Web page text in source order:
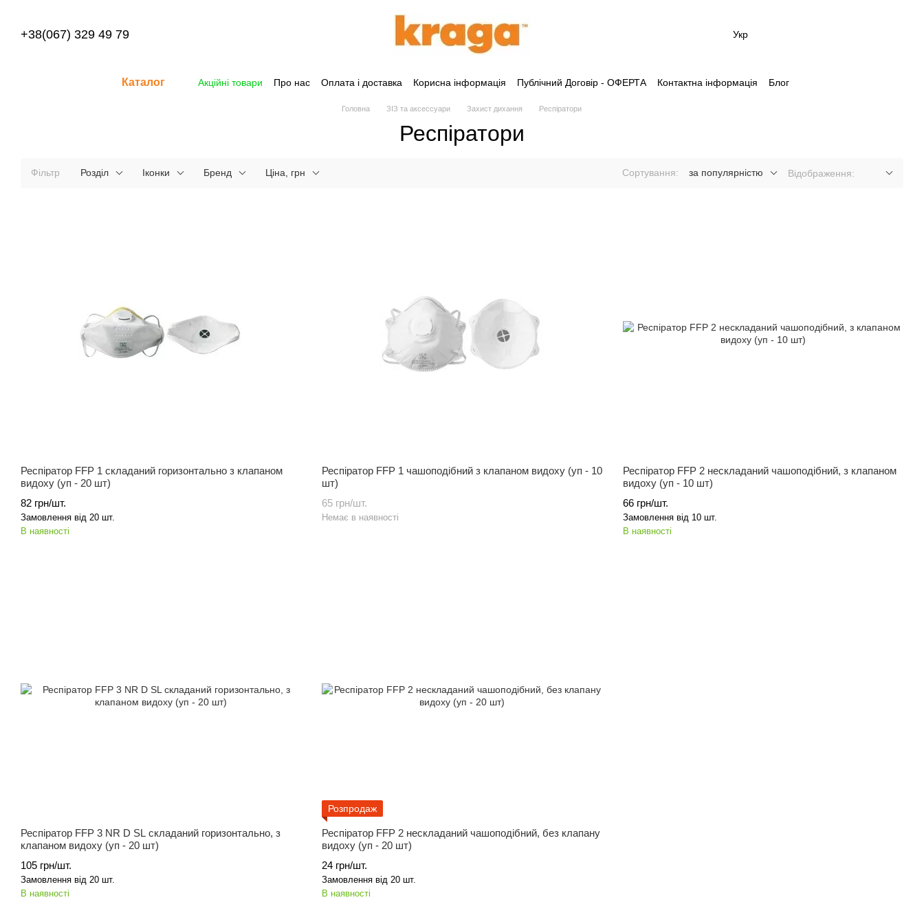
+38(067) 329 49 79 Укр
Каталог Акційні товари Про нас Оплата і доставка Корисна інформація Публічний Договір - ОФЕРТА Контактна інформація Блог
Головна ЗІЗ та аксессуари Захист дихання Респіратори
Респіратори
Фільтр Розділ Іконки Бренд Ціна, грн Сортування: за популярністю Відображення:
Респіратор FFP 1 складаний горизонтально з клапаном
видоху (уп - 20 шт)
82 грн/шт.
Замовлення від 20 шт.
В наявності
Респіратор FFP 1 чашоподібний з клапаном видоху (уп - 10
шт)
65 грн/шт.
Немає в наявності
Респіратор FFP 2 нескладаний чашоподібний, з клапаном
видоху (уп - 10 шт)
66 грн/шт.
Замовлення від 10 шт.
В наявності
Респіратор FFP 3 NR D SL складаний горизонтально, з
клапаном видоху (уп - 20 шт)
105 грн/шт.
Замовлення від 20 шт.
В наявності
Розпродаж
Респіратор FFP 2 нескладаний чашоподібний, без клапану
видоху (уп - 20 шт)
24 грн/шт.
Замовлення від 20 шт.
В наявності